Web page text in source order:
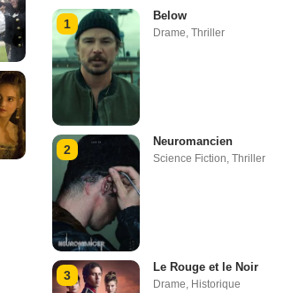
1
Below
Drame, Thriller
2
Neuromancien
Science Fiction, Thriller
3
Le Rouge et le Noir
Drame, Historique